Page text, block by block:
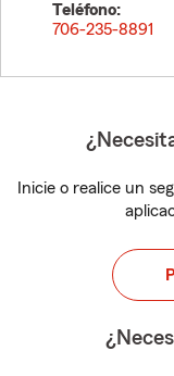
Teléfono:
706-235-8891
Inicie o realice un